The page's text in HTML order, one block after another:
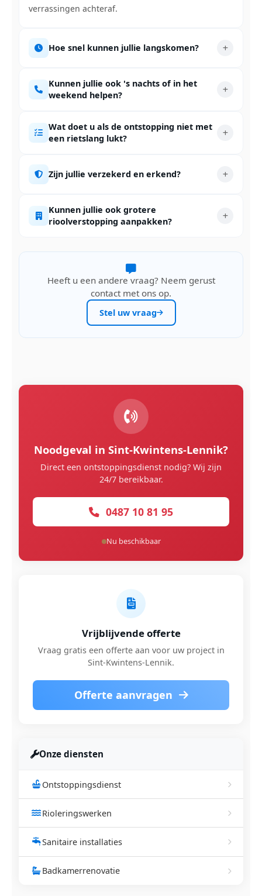
verrassingen achteraf.
Hoe snel kunnen jullie langskomen?
Kunnen jullie ook 's nachts of in het
weekend helpen?
Wat doet u als de ontstopping niet met
een rietslang lukt?
Zijn jullie verzekerd en erkend?
Kunnen jullie ook grotere
rioolverstopping aanpakken?
Heeft u een andere vraag? Neem gerust
contact met ons op.
Stel uw vraag
Noodgeval in Sint-Kwintens-Lennik?
Direct een ontstoppingsdienst nodig? Wij zijn
24/7 bereikbaar.
0487 10 81 95
Nu beschikbaar
Vrijblijvende offerte
Vraag gratis een offerte aan voor uw project in
Sint-Kwintens-Lennik.
Offerte aanvragen
Onze diensten
Ontstoppingsdienst
Rioleringswerken
Sanitaire installaties
Badkamerrenovatie